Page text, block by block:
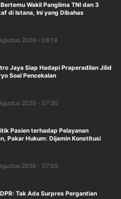
Wakil Panglima TNI dan 3
di Istana, Ini yang Dibahas
2026 - 08:19
Jaya Siap Hadapi Praperadilan Jilid
Soal Pencekalan
2026 - 07:30
Pasien terhadap Pelayanan
Pakar Hukum: Dijamin Konstitusi
2026 - 07:09
Tak Ada Surpres Pergantian